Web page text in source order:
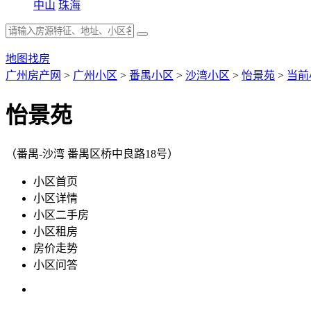
中山 珠海
地图找房
广州房产网 > 广州小区 > 番禺小区 > 沙湾小区 > 怡景苑 > 当
怡景苑
（番禺-沙湾 番禺区桥中良路18号）
小区首页
小区详情
小区二手房
小区租房
房价走势
小区问答